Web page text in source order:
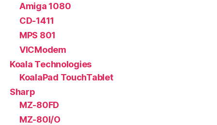
Amiga 1080
CD-1411
MPS 801
VICModem
Koala Technologies
KoalaPad TouchTablet
Sharp
MZ-80FD
MZ-80I/O